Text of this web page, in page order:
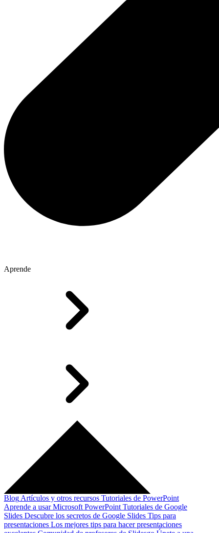
Aprende
Blog Artículos y otros recursos Tutoriales de PowerPoint
Aprende a usar Microsoft PowerPoint Tutoriales de Google
Slides Descubre los secretos de Google Slides Tips para
presentaciones Los mejores tips para hacer presentaciones